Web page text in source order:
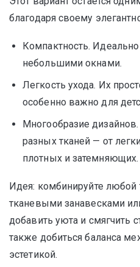
благодаря своему
Компактность.
небольшими окнами.
Легкость ухода. Их
особенно важно для
Многообразие
разных тканей — от
плотных и затемняющих.
Идея: комбинируйте любой
тканевыми занавесками
добавить уюта и смягчить
также добиться баланса
эстетикой.